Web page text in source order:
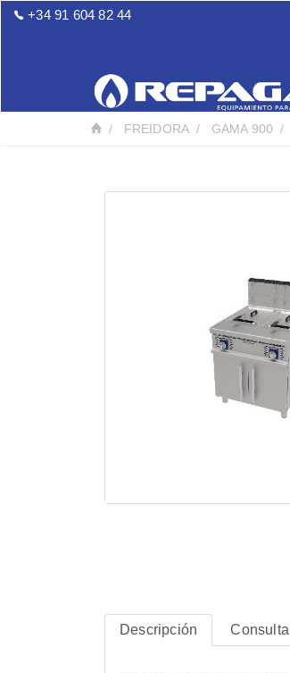
+34 91 604 82 44
FREIDORA GAMA 900
Descripción Consulta